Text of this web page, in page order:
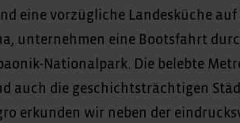
eine vorzügliche Landesküche auf
unternehmen eine Bootsfahrt
Nationalpark. Die belebte
auch die geschichtsträchtigen
erkunden wir neben der